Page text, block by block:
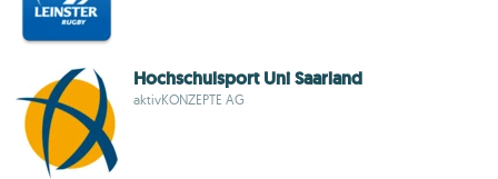
Hochschulsport Uni Saarland
aktivKONZEPTE AG